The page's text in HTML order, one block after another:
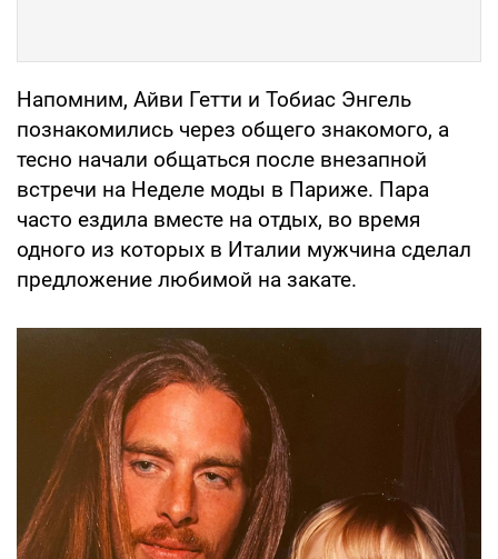
Напомним, Айви Гетти и Тобиас Энгель
познакомились через общего знакомого, а
тесно начали общаться после внезапной
встречи на Неделе моды в Париже. Пара
часто ездила вместе на отдых, во время
одного из которых в Италии мужчина сделал
предложение любимой на закате.